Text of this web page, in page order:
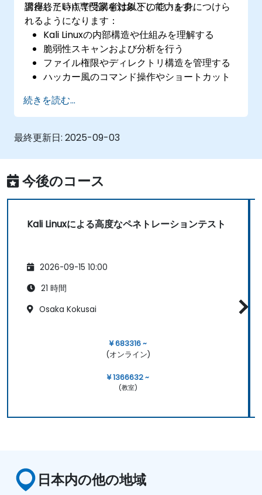
習得したいIT専門家を対象としています。
講座終了時点で受講者は以下の能力を身につけら
れるようになります：
Kali Linuxの内部構造や仕組みを理解する
脆弱性スキャンおよび分析を行う
ファイル権限やディレクトリ構造を管理する
ハッカー風のコマンド操作やショートカット
続きを読む...
最終更新日: 2025-09-03
今後のコース
Kali Linuxによる高度なペネトレーションテスト
2026-09-15 10:00
21 時間
Osaka Kokusai
¥ 683316 ~
(オンライン)
¥ 1366632 ~
(教室)
日本内の他の地域